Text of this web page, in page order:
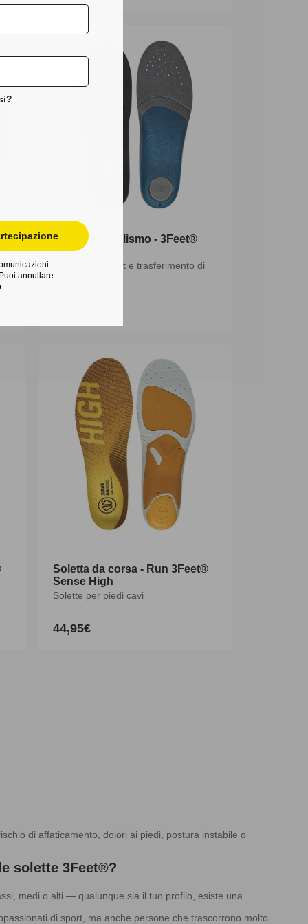
di
Solette da ciclismo - 3Feet®
Bike Low
Stabilità, comfort e trasferimento di
di
Soletta da corsa - Run 3Feet®
Sense High
Solette per piedi cavi
Prezzo
44,95€
di affaticamento, dolori ai piedi, postura instabile o
solette 3Feet®?
medi o alti — qualunque sia il tuo profilo, esiste una
di sport, ma anche persone che trascorrono molto
annullare